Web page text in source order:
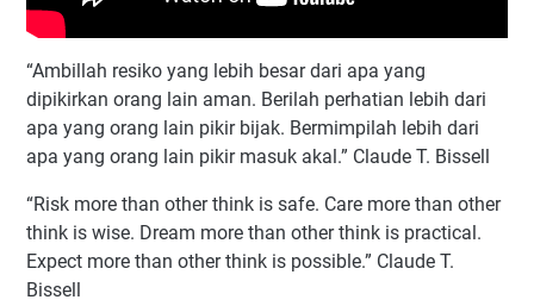
“Ambillah resiko yang lebih besar dari apa yang
dipikirkan orang lain aman. Berilah perhatian lebih dari
apa yang orang lain pikir bijak. Bermimpilah lebih dari
apa yang orang lain pikir masuk akal.” Claude T. Bissell
“Risk more than other think is safe. Care more than other
think is wise. Dream more than other think is practical.
Expect more than other think is possible.” Claude T.
Bissell